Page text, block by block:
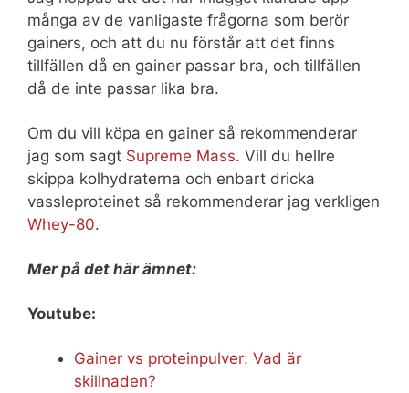
många av de vanligaste frågorna som berör
gainers, och att du nu förstår att det finns
tillfällen då en gainer passar bra, och tillfällen
då de inte passar lika bra.
Om du vill köpa en gainer så rekommenderar
jag som sagt Supreme Mass. Vill du hellre
skippa kolhydraterna och enbart dricka
vassleproteinet så rekommenderar jag verkligen
Whey-80.
Mer på det här ämnet:
Youtube:
Gainer vs proteinpulver: Vad är
skillnaden?